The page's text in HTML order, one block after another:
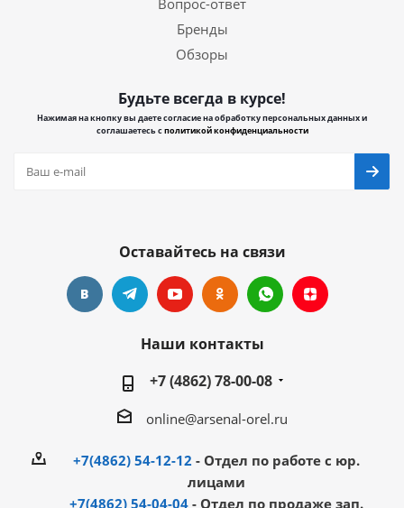
Вопрос-ответ
Бренды
Обзоры
Будьте всегда в курсе!
Нажимая на кнопку вы даете согласие на обработку персональных данных и
соглашаетесь сполитикой конфиденциальности
Оставайтесь на связи
Наши контакты
+7 (4862) 78-00-08
online@arsenal-orel.ru
+7(4862) 54-12-12 - Отдел по работе с юр.
лицами
+7(4862) 54-04-04 - Отдел по продаже зап.